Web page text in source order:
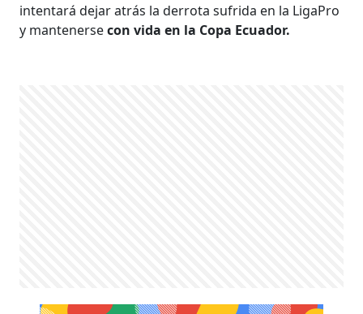
intentará dejar atrás la derrota sufrida en la LigaPro
y mantenersecon vida en la Copa Ecuador.